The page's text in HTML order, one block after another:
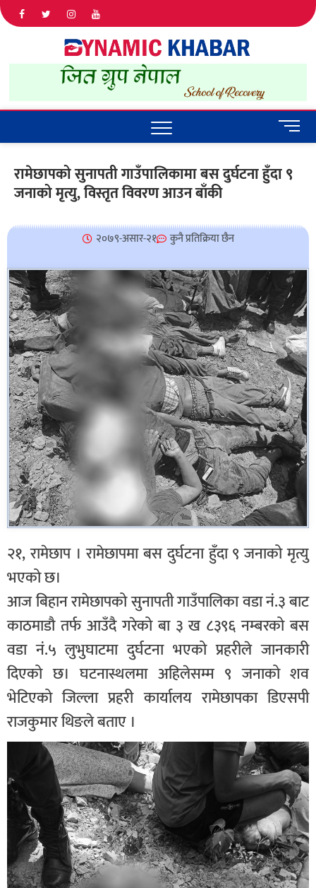
IN NEPAL
M
e
u
n
रामेछापको सुनापती गाउँपालिकामा बस दुर्घटना हुँदा ९
जनाको मृत्यु, विस्तृत विवरण आउन बाँकी
२०७९-असार-२१ कुनै प्रतिक्रिया छैन
२१, रामेछाप । रामेछापमा बस दुर्घटना हुँदा ९ जनाको मृत्यु
भएको छ।
आज बिहान रामेछापको सुनापती गाउँपालिका वडा नं.३ बाट
काठमाडौ तर्फ आउँदै गरेको बा ३ ख ८३९६ नम्बरको बस
वडा नं.५ लुभुघाटमा दुर्घटना भएको प्रहरीले जानकारी
दिएको छ। घटनास्थलमा अहिलेसम्म ९ जनाको शव
भेटिएको जिल्ला प्रहरी कार्यालय रामेछापका डिएसपी
राजकुमार थिङले बताए ।